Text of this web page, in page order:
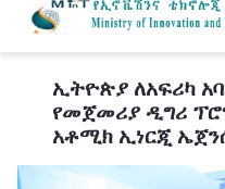
ኢትዮጵያ ለአፍሪካ
የመጀመሪያ ዲግሪ
አቶሚክ ኢነርጂ